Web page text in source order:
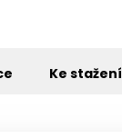
Ke stažení